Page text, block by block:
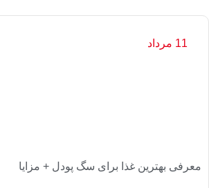
11 مرداد
معرفی بهترین غذا برای سگ پودل + مزایا